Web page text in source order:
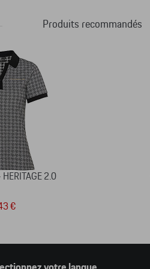
Produits recommandés
2.0
€